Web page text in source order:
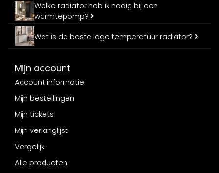
Welke radiator heb ik nodig bij een
warmtepomp?
Wat is de beste lage temperatuur radiator?
Mijn account
Account informatie
Mijn bestellingen
Mijn tickets
Mijn verlanglijst
Vergelijk
Alle producten